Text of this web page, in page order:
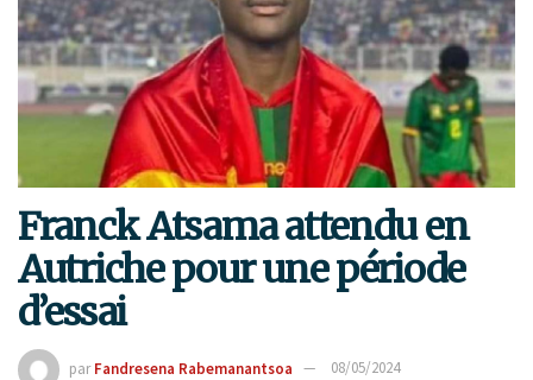
Franck Atsama attendu en
Autriche pour une période
d’essai
par Fandresena Rabemanantsoa 08/05/2024